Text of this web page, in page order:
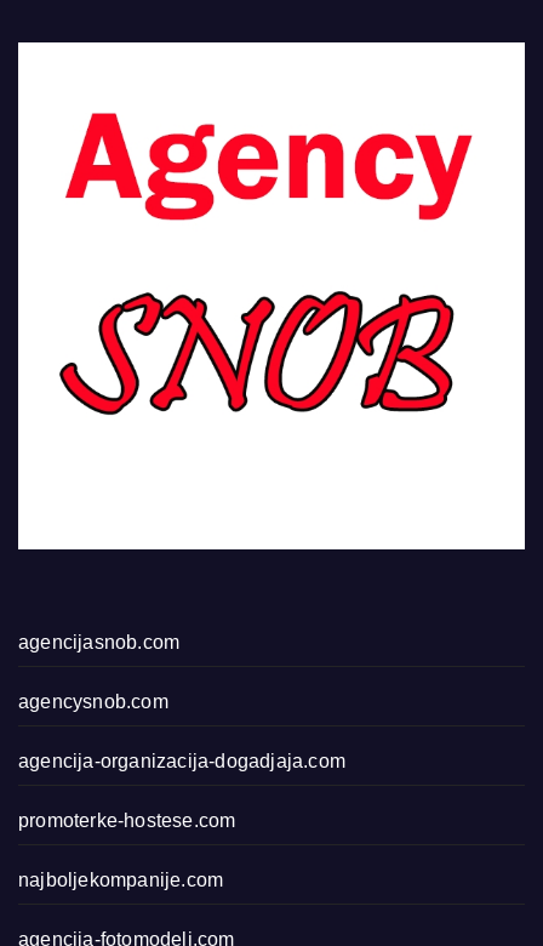
agencijasnob.com
agencysnob.com
agencija-organizacija-dogadjaja.com
promoterke-hostese.com
najboljekompanije.com
agencija-fotomodeli.com